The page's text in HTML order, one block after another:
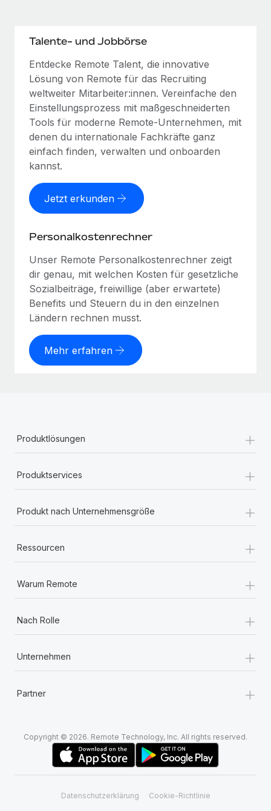
Talente- und Jobbörse
Entdecke Remote Talent, die innovative
Lösung von Remote für das Recruiting
weltweiter Mitarbeiter:innen. Vereinfache den
Einstellungsprozess mit maßgeschneiderten
Tools für moderne Remote-Unternehmen, mit
denen du internationale Fachkräfte ganz
einfach finden, verwalten und onboarden
kannst.
Jetzt erkunden
Personalkostenrechner
Unser Remote Personalkostenrechner zeigt
dir genau, mit welchen Kosten für gesetzliche
Sozialbeiträge, freiwillige (aber erwartete)
Benefits und Steuern du in den einzelnen
Ländern rechnen musst.
Mehr erfahren
Produktlösungen +
Produktservices +
Produkt nach Unternehmensgröße +
Ressourcen +
Warum Remote +
Nach Rolle +
Unternehmen +
Partner +
Copyright © 2026. Remote Technology, Inc. All rights reserved.
Datenschutzerklärung Cookie-Richtlinie